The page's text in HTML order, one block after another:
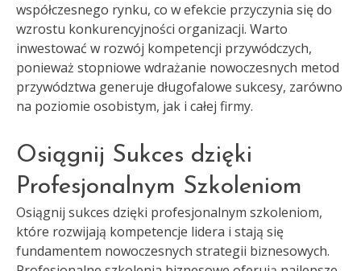
współczesnego rynku, co w efekcie przyczynia się do
wzrostu konkurencyjności organizacji. Warto
inwestować w rozwój kompetencji przywódczych,
ponieważ stopniowe wdrażanie nowoczesnych metod
przywództwa generuje długofalowe sukcesy, zarówno
na poziomie osobistym, jak i całej firmy.
Osiągnij Sukces dzięki
Profesjonalnym Szkoleniom
Osiągnij sukces dzięki profesjonalnym szkoleniom,
które rozwijają kompetencje lidera i stają się
fundamentem nowoczesnych strategii biznesowych.